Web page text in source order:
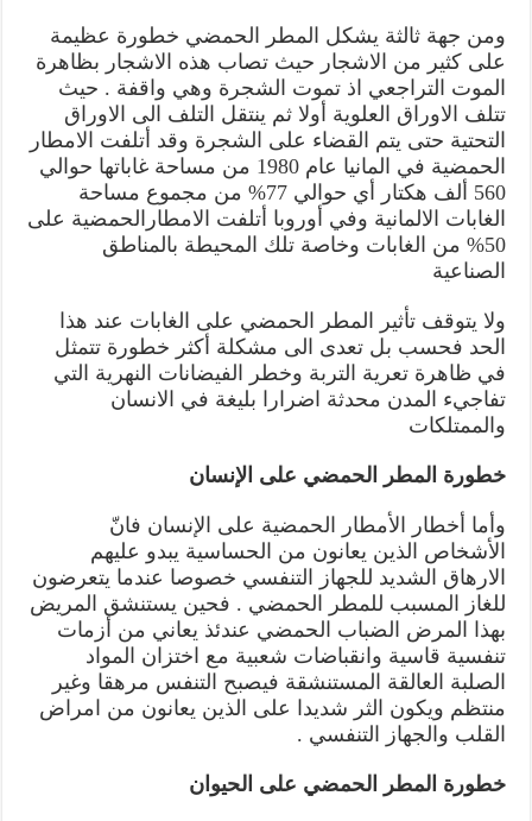
ومن جهة ثالثة يشكل المطر الحمضي خطورة عظيمة
على كثير من الاشجار حيث تصاب هذه الاشجار بظاهرة
الموت التراجعي اذ تموت الشجرة وهي واقفة . حيث
تتلف الاوراق العلوية أولا ثم ينتقل التلف الى الاوراق
التحتية حتى يتم القضاء على الشجرة وقد أتلفت الامطار
الحمضية في المانيا عام 1980 من مساحة غاباتها حوالي
560 ألف هكتار أي حوالي 77% من مجموع مساحة
الغابات الالمانية وفي أوروبا أتلفت الامطارالحمضية على
50% من الغابات وخاصة تلك المحيطة بالمناطق
الصناعية
ولا يتوقف تأثير المطر الحمضي على الغابات عند هذا
الحد فحسب بل تعدى الى مشكلة أكثر خطورة تتمثل
في ظاهرة تعرية التربة وخطر الفيضانات النهرية التي
تفاجيء المدن محدثة اضرارا بليغة في الانسان
والممتلكات
خطورة المطر الحمضي على الإنسان
وأما أخطار الأمطار الحمضية على الإنسان فانّ
الأشخاص الذين يعانون من الحساسية يبدو عليهم
الارهاق الشديد للجهاز التنفسي خصوصا عندما يتعرضون
للغاز المسبب للمطر الحمضي . فحين يستنشق المريض
بهذا المرض الضباب الحمضي عندئذ يعاني من أزمات
تنفسية قاسية وانقباضات شعبية مع اختزان المواد
الصلبة العالقة المستنشقة فيصبح التنفس مرهقا وغير
منتظم ويكون الثر شديدا على الذين يعانون من امراض
القلب والجهاز التنفسي .
خطورة المطر الحمضي على الحيوان